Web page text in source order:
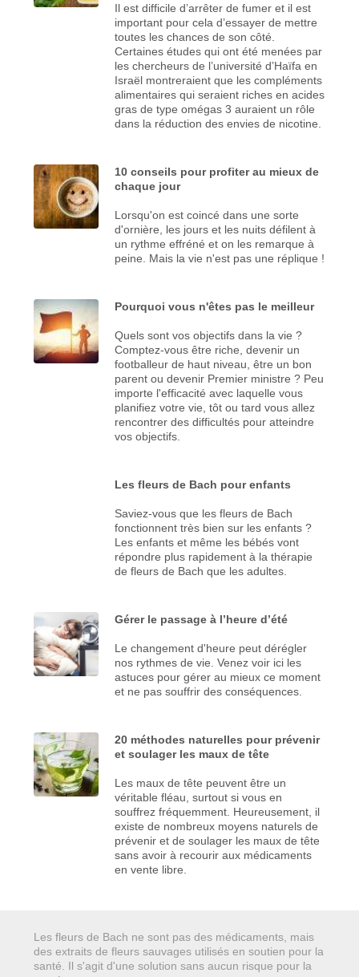
Il est difficile d’arrêter de fumer et il est
important pour cela d’essayer de mettre
toutes les chances de son côté.
Certaines études qui ont été menées par
les chercheurs de l’université d’Haïfa en
Israël montreraient que les compléments
alimentaires qui seraient riches en acides
gras de type omégas 3 auraient un rôle
dans la réduction des envies de nicotine.
10 conseils pour profiter au mieux de
chaque jour
Lorsqu'on est coincé dans une sorte
d'ornière, les jours et les nuits défilent à
un rythme effréné et on les remarque à
peine. Mais la vie n'est pas une réplique !
Pourquoi vous n'êtes pas le meilleur
Quels sont vos objectifs dans la vie ?
Comptez-vous être riche, devenir un
footballeur de haut niveau, être un bon
parent ou devenir Premier ministre ? Peu
importe l'efficacité avec laquelle vous
planifiez votre vie, tôt ou tard vous allez
rencontrer des difficultés pour atteindre
vos objectifs.
Les fleurs de Bach pour enfants
Saviez-vous que les fleurs de Bach
fonctionnent très bien sur les enfants ?
Les enfants et même les bébés vont
répondre plus rapidement à la thérapie
de fleurs de Bach que les adultes.
Gérer le passage à l’heure d’été
Le changement d'heure peut dérégler
nos rythmes de vie. Venez voir ici les
astuces pour gérer au mieux ce moment
et ne pas souffrir des conséquences.
20 méthodes naturelles pour prévenir
et soulager les maux de tête
Les maux de tête peuvent être un
véritable fléau, surtout si vous en
souffrez fréquemment. Heureusement, il
existe de nombreux moyens naturels de
prévenir et de soulager les maux de tête
sans avoir à recourir aux médicaments
en vente libre.
Les fleurs de Bach ne sont pas des médicaments, mais
des extraits de fleurs sauvages utilisés en soutien pour la
santé. Il s'agit d'une solution sans aucun risque pour la